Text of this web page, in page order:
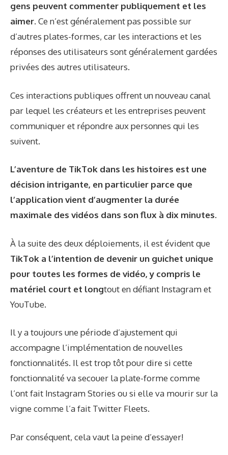
gens peuvent commenter publiquement et les
aimer. Ce n’est généralement pas possible sur
d’autres plates-formes, car les interactions et les
réponses des utilisateurs sont généralement gardées
privées des autres utilisateurs.
Ces interactions publiques offrent un nouveau canal
par lequel les créateurs et les entreprises peuvent
communiquer et répondre aux personnes qui les
suivent.
L’aventure de TikTok dans les histoires est une
décision intrigante, en particulier parce que
l’application vient d’augmenter la durée
maximale des vidéos dans son flux à dix minutes.
À la suite des deux déploiements, il est évident que
TikTok a l’intention de devenir un guichet unique
pour toutes les formes de vidéo, y compris le
matériel court et longtout en défiant Instagram et
YouTube.
Il y a toujours une période d’ajustement qui
accompagne l’implémentation de nouvelles
fonctionnalités. Il est trop tôt pour dire si cette
fonctionnalité va secouer la plate-forme comme
l’ont fait Instagram Stories ou si elle va mourir sur la
vigne comme l’a fait Twitter Fleets.
Par conséquent, cela vaut la peine d’essayer!